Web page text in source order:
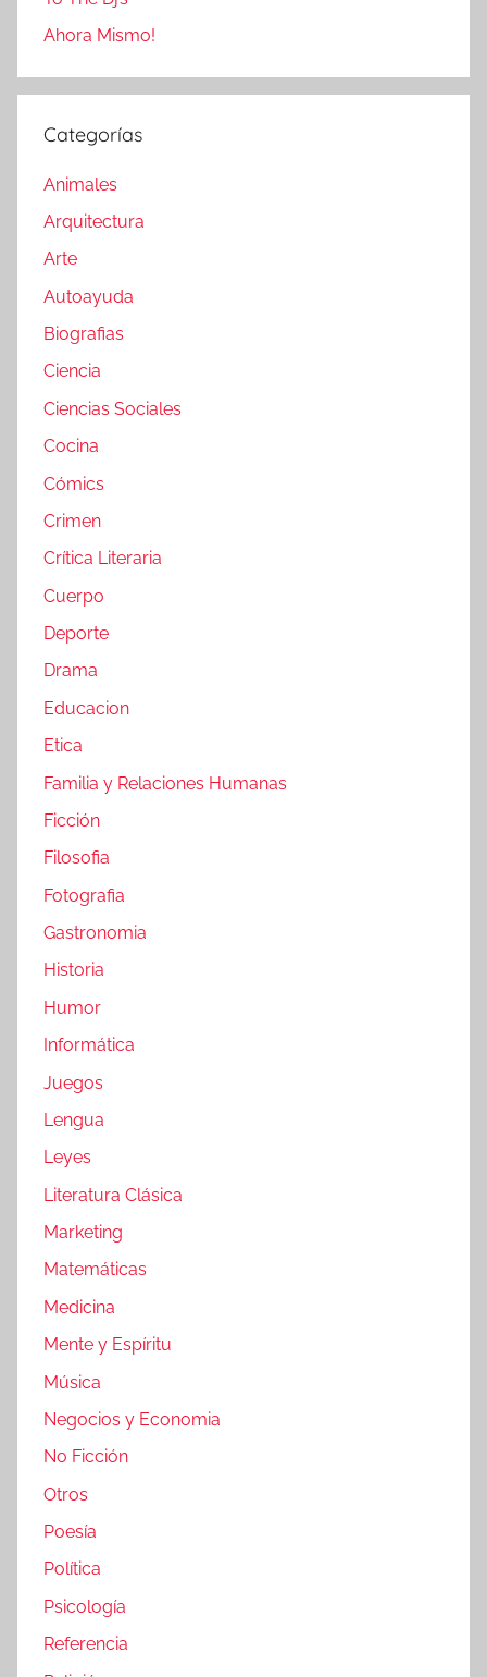
Ahora Mismo!
Categorías
Animales
Arquitectura
Arte
Autoayuda
Biografias
Ciencia
Ciencias Sociales
Cocina
Cómics
Crimen
Crítica Literaria
Cuerpo
Deporte
Drama
Educacion
Etica
Familia y Relaciones Humanas
Ficción
Filosofia
Fotografia
Gastronomia
Historia
Humor
Informática
Juegos
Lengua
Leyes
Literatura Clásica
Marketing
Matemáticas
Medicina
Mente y Espíritu
Música
Negocios y Economia
No Ficción
Otros
Poesía
Política
Psicología
Referencia